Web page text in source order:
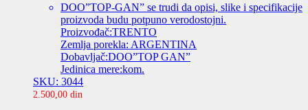
DOO”TOP-GAN” se trudi da opisi, slike i specifikacije
proizvoda budu potpuno verodostojni.
Proizvođač:TRENTO
Zemlja porekla: ARGENTINA
Dobavljač:DOO”TOP GAN”
Jedinica mere:kom.
SKU: 3044
2.500,00 din